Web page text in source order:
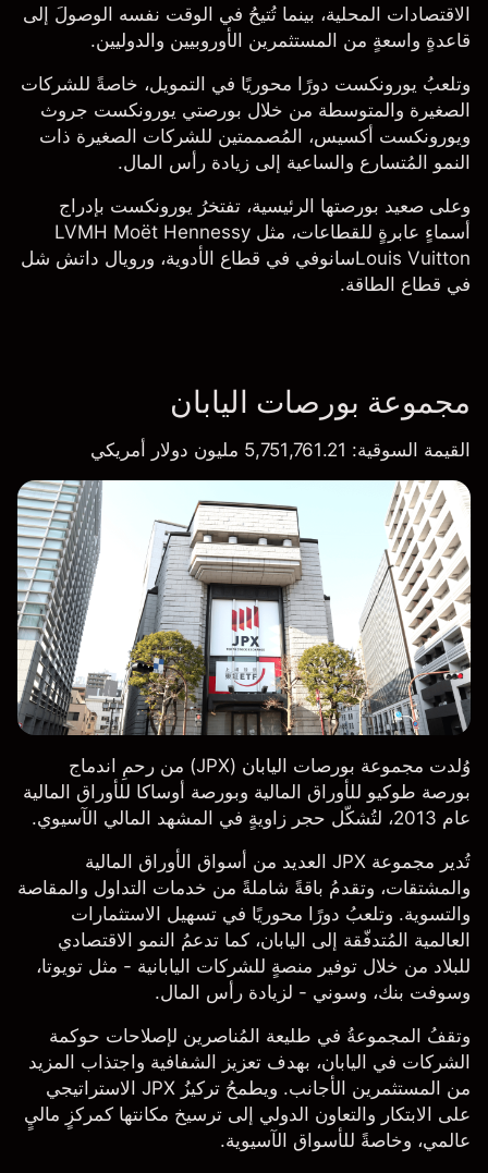
الاقتصادات المحلية، بينما تُتيحُ في الوقت نفسه الوصولَ إلى
قاعدةٍ واسعةٍ من المستثمرين الأوروبيين والدوليين.
وتلعبُ يورونكست دورًا محوريًا في التمويل، خاصةً للشركات
الصغيرة والمتوسطة من خلال بورصتي يورونكست جروث
ويورونكست أكسيس، المُصممتين للشركات الصغيرة ذات
النمو المُتسارع والساعية إلى زيادة رأس المال.
وعلى صعيد بورصتها الرئيسية، تفتخرُ يورونكست بإدراج
أسماءٍ عابرةٍ للقطاعات، مثل LVMH Moët Hennessy
Louis Vuittonسانوفي في قطاع الأدوية، ورويال داتش شل
في قطاع الطاقة.
مجموعة بورصات اليابان
القيمة السوقية: 5,751,761.21 مليون دولار أمريكي
وُلدت مجموعة بورصات اليابان (JPX) من رحمِ اندماج
بورصة طوكيو للأوراق المالية وبورصة أوساكا للأوراق المالية
عام 2013، لتُشكّل حجر زاويةٍ في المشهد المالي الآسيوي.
تُدير مجموعة JPX العديد من أسواق الأوراق المالية
والمشتقات، وتقدمُ باقةً شاملةً من خدمات التداول والمقاصة
والتسوية. وتلعبُ دورًا محوريًا في تسهيل الاستثمارات
العالمية المُتدفّقة إلى اليابان، كما تدعمُ النمو الاقتصادي
للبلاد من خلال توفير منصةٍ للشركات اليابانية - مثل تويوتا،
وسوفت بنك، وسوني - لزيادة رأس المال.
وتقفُ المجموعةُ في طليعة المُناصرين لإصلاحات حوكمة
الشركات في اليابان، بهدف تعزيز الشفافية واجتذاب المزيد
من المستثمرين الأجانب. ويطمحُ تركيزُ JPX الاستراتيجي
على الابتكار والتعاون الدولي إلى ترسيخ مكانتها كمركزٍ ماليٍ
عالمي، وخاصةً للأسواق الآسيوية.